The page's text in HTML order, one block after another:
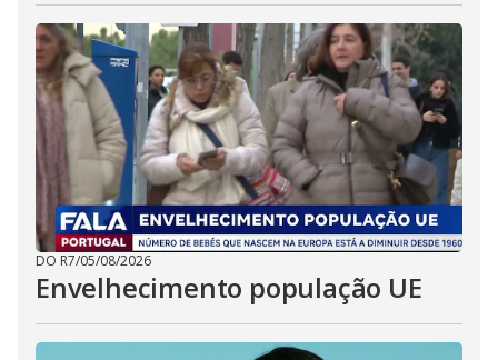
DO R7/05/08/2026
Envelhecimento população UE